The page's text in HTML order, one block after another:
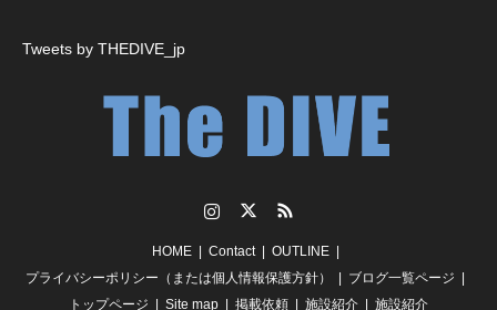
Tweets by THEDIVE_jp
HOME Contact
OUTLINE
プライバシーポリシー（または個人情報保護方針）
ブログ一覧ページ
トップページ
Site map 掲載依頼 施設紹介 施設紹介